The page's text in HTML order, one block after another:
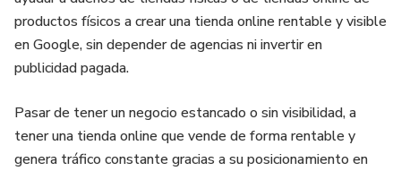
productos físicos a crear una tienda online rentable y visible
en Google, sin depender de agencias ni invertir en
publicidad pagada.
Pasar de tener un negocio estancado o sin visibilidad, a
tener una tienda online que vende de forma rentable y
genera tráfico constante gracias a su posicionamiento en